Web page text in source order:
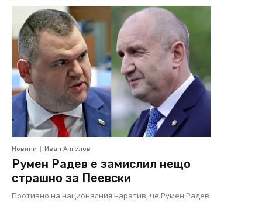
Новини Иван Ангелов
Румен Радев е замислил нещо
страшно за Пеевски
Противно на националния наратив, че Румен Радев